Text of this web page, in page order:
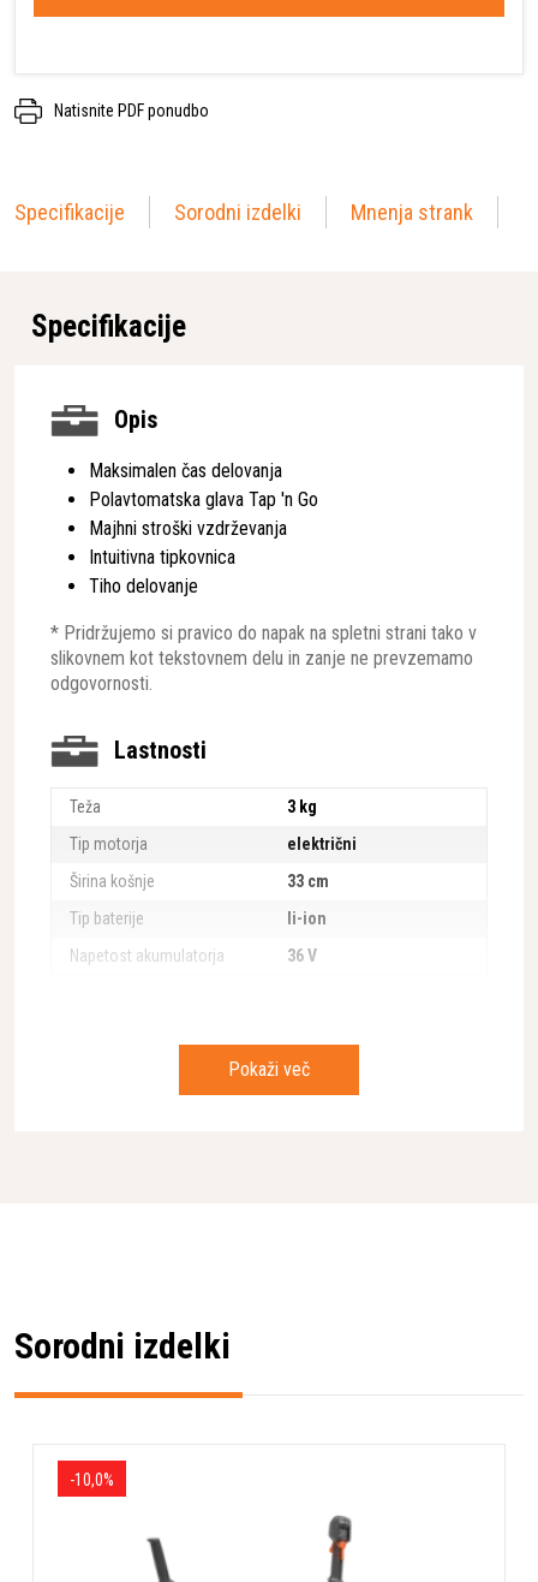
Natisnite PDF ponudbo
Specifikacije Sorodni izdelki Mnenja strank
Specifikacije
Opis
Maksimalen čas delovanja
Polavtomatska glava Tap 'n Go
Majhni stroški vzdrževanja
Intuitivna tipkovnica
Tiho delovanje
* Pridržujemo si pravico do napak na spletni strani tako v
slikovnem kot tekstovnem delu in zanje ne prevzemamo
odgovornosti.
Lastnosti
Teža
3 kg
Tip motorja
električni
Širina košnje
33 cm
Tip baterije
li-ion
Napetost akumulatorja
36 V
Pokaži več
Sorodni izdelki
-10,0%